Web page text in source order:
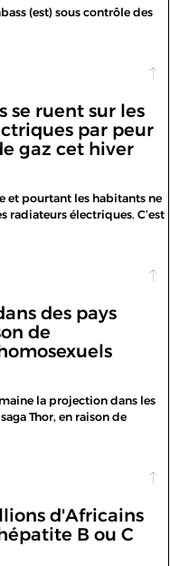
(est) sous contrôle des
se ruent sur les
par peur
gaz cet hiver
et pourtant les habitants ne
radiateurs électriques. C’est
des pays
de
la projection dans les
Thor, en raison de
d'Africains
B ou C